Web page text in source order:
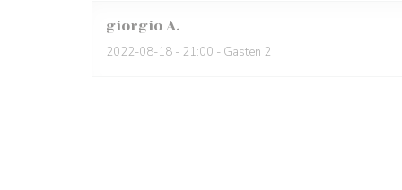
giorgio A
2022-08-18 - 21:00 - Gasten 2